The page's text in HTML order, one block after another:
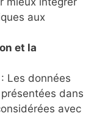
aux
et la
: Les données
dans
avec